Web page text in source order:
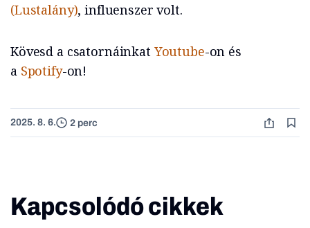
(Lustalány), influenszer volt.
Kövesd a csatornáinkat Youtube-on és
a Spotify-on!
2025. 8. 6. 2 perc
Kapcsolódó cikkek